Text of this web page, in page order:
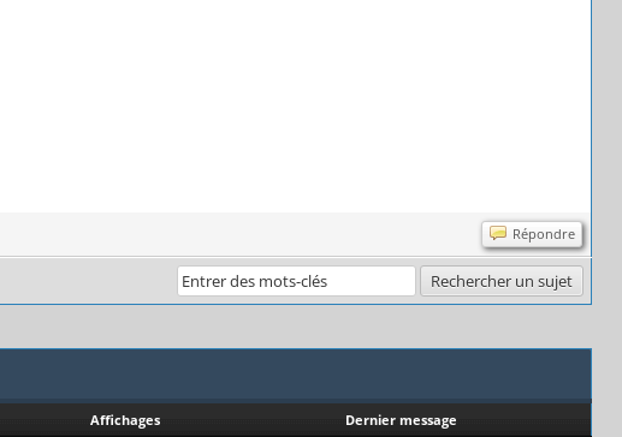
Répondre
Affichages Dernier message